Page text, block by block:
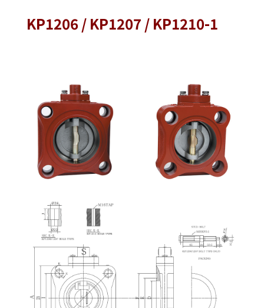
KP1206 / KP1207 / KP1210-1